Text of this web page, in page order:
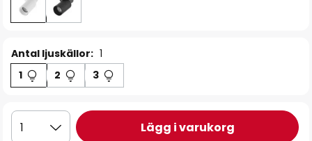
Antal ljuskällor: 1
1
2 3
1 Lägg i varukorg